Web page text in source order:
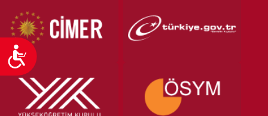
Accessibility